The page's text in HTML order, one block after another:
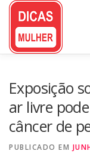
Pular
conteúdo
Exposição
ar livre
câncer de
PUBLICADO EM